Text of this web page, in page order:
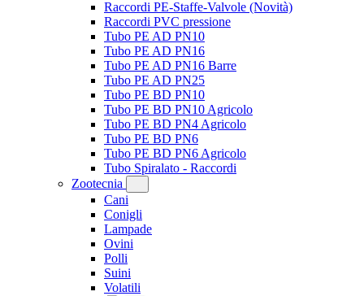
Raccordi PE-Staffe-Valvole (Novità)
Raccordi PVC pressione
Tubo PE AD PN10
Tubo PE AD PN16
Tubo PE AD PN16 Barre
Tubo PE AD PN25
Tubo PE BD PN10
Tubo PE BD PN10 Agricolo
Tubo PE BD PN4 Agricolo
Tubo PE BD PN6
Tubo PE BD PN6 Agricolo
Tubo Spiralato - Raccordi
Zootecnia
Cani
Conigli
Lampade
Ovini
Polli
Suini
Volatili